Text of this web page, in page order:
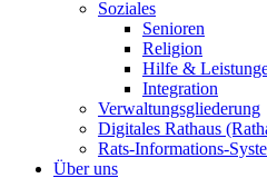
Soziales
Senioren
Religion
Hilfe &
Integration
Verwaltungsgliederung
Digitales Rathaus
Rats-Informations-
Über uns